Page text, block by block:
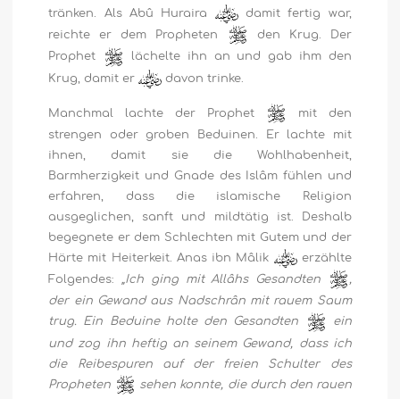
tränken. Als Abû Huraira
damit fertig war,
reichte er dem Propheten
den Krug. Der
Prophet
lächelte ihn an und gab ihm den
Krug, damit er
davon trinke.
Manchmal lachte der Prophet
mit den
strengen oder groben Beduinen. Er lachte mit
ihnen, damit sie die Wohlhabenheit,
Barmherzigkeit und Gnade des Islâm fühlen und
erfahren, dass die islamische Religion
ausgeglichen, sanft und mildtätig ist. Deshalb
begegnete er dem Schlechten mit Gutem und der
Härte mit Heiterkeit. Anas ibn Mâlik
erzählte
Folgendes:„Ich ging mit Allâhs Gesandten
,
der ein Gewand aus Nadschrân mit rauem Saum
trug. Ein Beduine holte den Gesandten
ein
und zog ihn heftig an seinem Gewand, dass ich
die Reibespuren auf der freien Schulter des
Propheten
sehen konnte, die durch den rauen